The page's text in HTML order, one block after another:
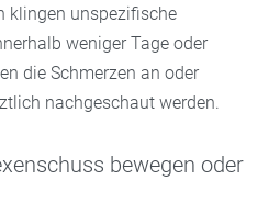
klingen unspezifische
weniger Tage oder
die Schmerzen an oder
nachgeschaut werden.
bewegen oder